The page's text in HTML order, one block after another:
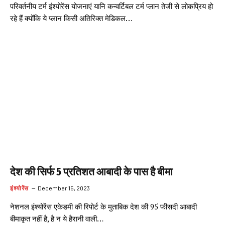
परिवर्तनीय टर्म इंश्योरेंस योजनाएं यानि कन्वर्टिबल टर्म प्लान तेजी से लोकप्रिय हो
रहे हैं क्योंकि ये प्लान किसी अतिरिक्त मेडिकल…
देश की सिर्फ 5 प्रतिशत आबादी के पास है बीमा
इंश्योरेंस December 15, 2023
नेशनल इंश्योरेंस एकेडमी की रिपोर्ट के मुताबिक देश की 95 फीसदी आबादी
बीमाकृत नहीं है, है न ये हैरानी वाली…